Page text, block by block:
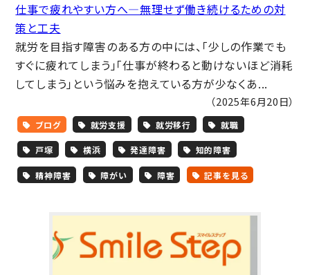
仕事で疲れやすい方へ―無理せず働き続けるための対
策と工夫
就労を目指す障害のある方の中には、「少しの作業でも
すぐに疲れてしまう」「仕事が終わると動けないほど消耗
してしまう」という悩みを抱えている方が少なくあ...
（2025年6月20日）
ブログ 就労支援 就労移行 就職
戸塚 横浜 発達障害 知的障害
精神障害 障がい 障害 記事を見る